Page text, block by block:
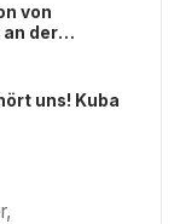
von
der
uns! Kuba